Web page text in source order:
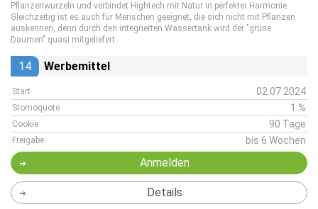
Pflanzenwurzeln und verbindet Hightech mit Natur in perfekter Harmonie.
Gleichzeitig ist es auch für Menschen geeignet, die sich nicht mit Pflanzen
auskennen, denn durch den integrierten Wassertank wird der "grüne
Daumen" quasi mitgeliefert.
14 Werbemittel
Start 02.07.2024
Stornoquote 1 %
Cookie 90 Tage
Freigabe bis 6 Wochen
Anmelden
Details